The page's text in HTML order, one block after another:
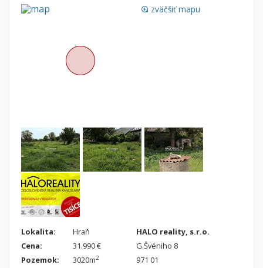
Hľadaj
Zatvoriť vyhľadávanie
loupe zväčšiť mapu
Lokalita:
Hraň
Cena:
31.990 €
Pozemok:
3020m2
HALO reality, s.r.o.
G.Švéniho 8
971 01